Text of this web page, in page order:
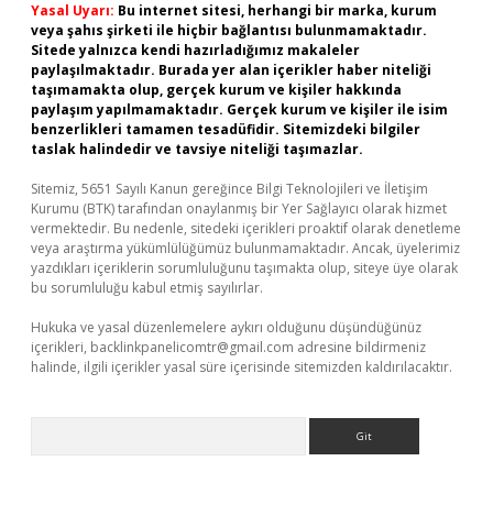
Yasal Uyarı: Bu internet sitesi, herhangi bir marka, kurum
veya şahıs şirketi ile hiçbir bağlantısı bulunmamaktadır.
Sitede yalnızca kendi hazırladığımız makaleler
paylaşılmaktadır. Burada yer alan içerikler haber niteliği
taşımamakta olup, gerçek kurum ve kişiler hakkında
paylaşım yapılmamaktadır. Gerçek kurum ve kişiler ile isim
benzerlikleri tamamen tesadüfidir. Sitemizdeki bilgiler
taslak halindedir ve tavsiye niteliği taşımazlar.
Sitemiz, 5651 Sayılı Kanun gereğince Bilgi Teknolojileri ve İletişim
Kurumu (BTK) tarafından onaylanmış bir Yer Sağlayıcı olarak hizmet
vermektedir. Bu nedenle, sitedeki içerikleri proaktif olarak denetleme
veya araştırma yükümlülüğümüz bulunmamaktadır. Ancak, üyelerimiz
yazdıkları içeriklerin sorumluluğunu taşımakta olup, siteye üye olarak
bu sorumluluğu kabul etmiş sayılırlar.
Hukuka ve yasal düzenlemelere aykırı olduğunu düşündüğünüz
içerikleri, backlinkpanelicomtr@gmail.com adresine bildirmeniz
halinde, ilgili içerikler yasal süre içerisinde sitemizden kaldırılacaktır.